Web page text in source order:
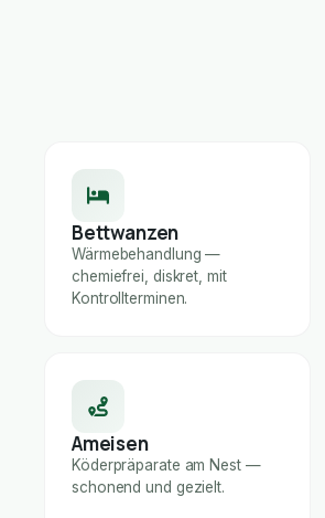
Bettwanzen
Wärmebehandlung —
chemiefrei, diskret, mit
Kontrollterminen.
Ameisen
Köderpräparate am Nest —
schonend und gezielt.